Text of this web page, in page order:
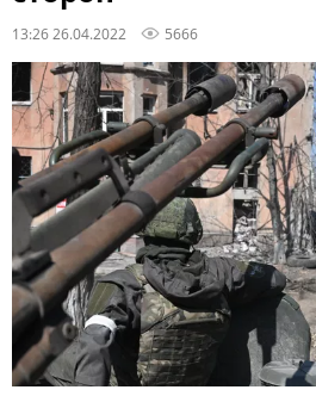
13:26 26.04.2022 5666